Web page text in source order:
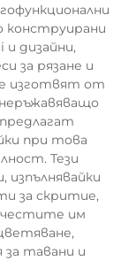
и дизайни,
за рязане и
изготвят от
при това
Тези
за скритие,
честите им
тавани и